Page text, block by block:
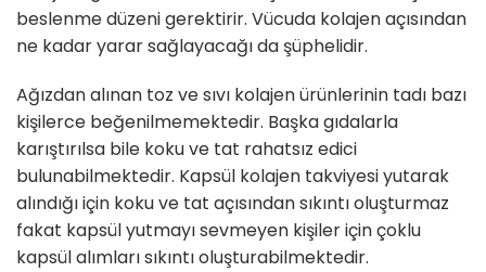
beslenme düzeni gerektirir. Vücuda kolajen açısından
ne kadar yarar sağlayacağı da şüphelidir.
Ağızdan alınan toz ve sıvı kolajen ürünlerinin tadı bazı
kişilerce beğenilmemektedir. Başka gıdalarla
karıştırılsa bile koku ve tat rahatsız edici
bulunabilmektedir. Kapsül kolajen takviyesi yutarak
alındığı için koku ve tat açısından sıkıntı oluşturmaz
fakat kapsül yutmayı sevmeyen kişiler için çoklu
kapsül alımları sıkıntı oluşturabilmektedir.